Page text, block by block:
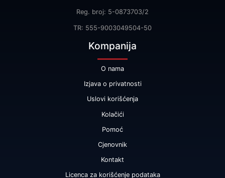
Reg. broj: 5-0873703/2
TR: 555-9003049504-50
Kompanija
O nama
Izjava o privatnosti
Uslovi korišćenja
Kolačići
Pomoć
Cjenovnik
Kontakt
Licenca za korišćenje podataka